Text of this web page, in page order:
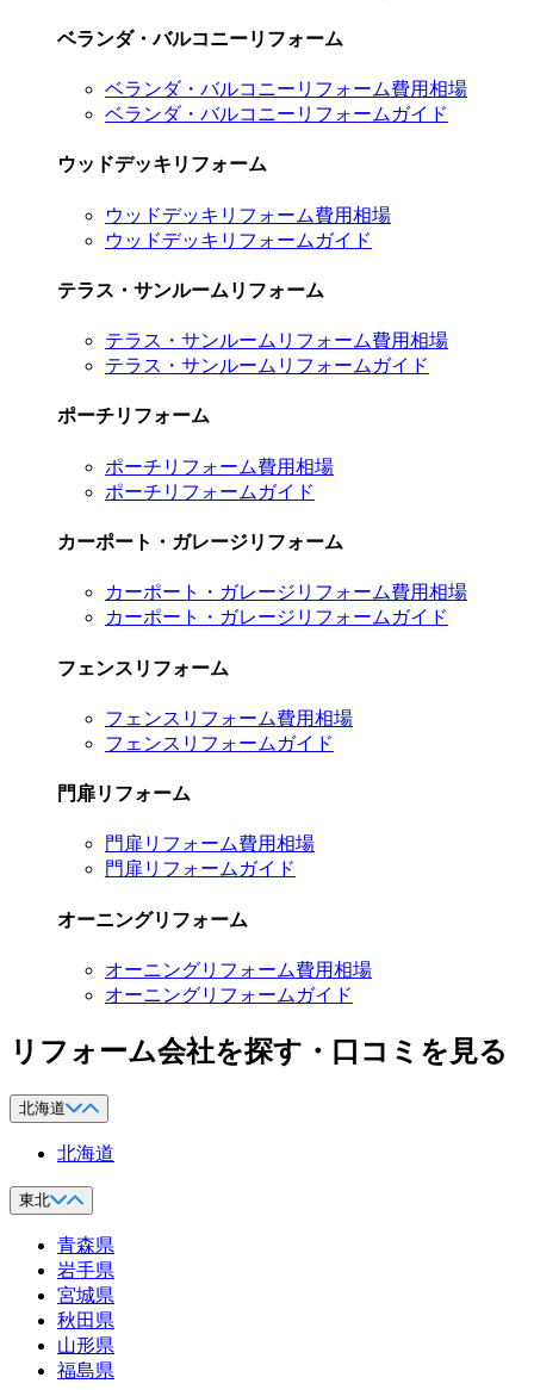
ベランダ・バルコニーリフォーム
ベランダ・バルコニーリフォーム費用相場
ベランダ・バルコニーリフォームガイド
ウッドデッキリフォーム
ウッドデッキリフォーム費用相場
ウッドデッキリフォームガイド
テラス・サンルームリフォーム
テラス・サンルームリフォーム費用相場
テラス・サンルームリフォームガイド
ポーチリフォーム
ポーチリフォーム費用相場
ポーチリフォームガイド
カーポート・ガレージリフォーム
カーポート・ガレージリフォーム費用相場
カーポート・ガレージリフォームガイド
フェンスリフォーム
フェンスリフォーム費用相場
フェンスリフォームガイド
門扉リフォーム
門扉リフォーム費用相場
門扉リフォームガイド
オーニングリフォーム
オーニングリフォーム費用相場
オーニングリフォームガイド
リフォーム会社を探す・口コミを見る
北海道
北海道
東北
青森県
岩手県
宮城県
秋田県
山形県
福島県